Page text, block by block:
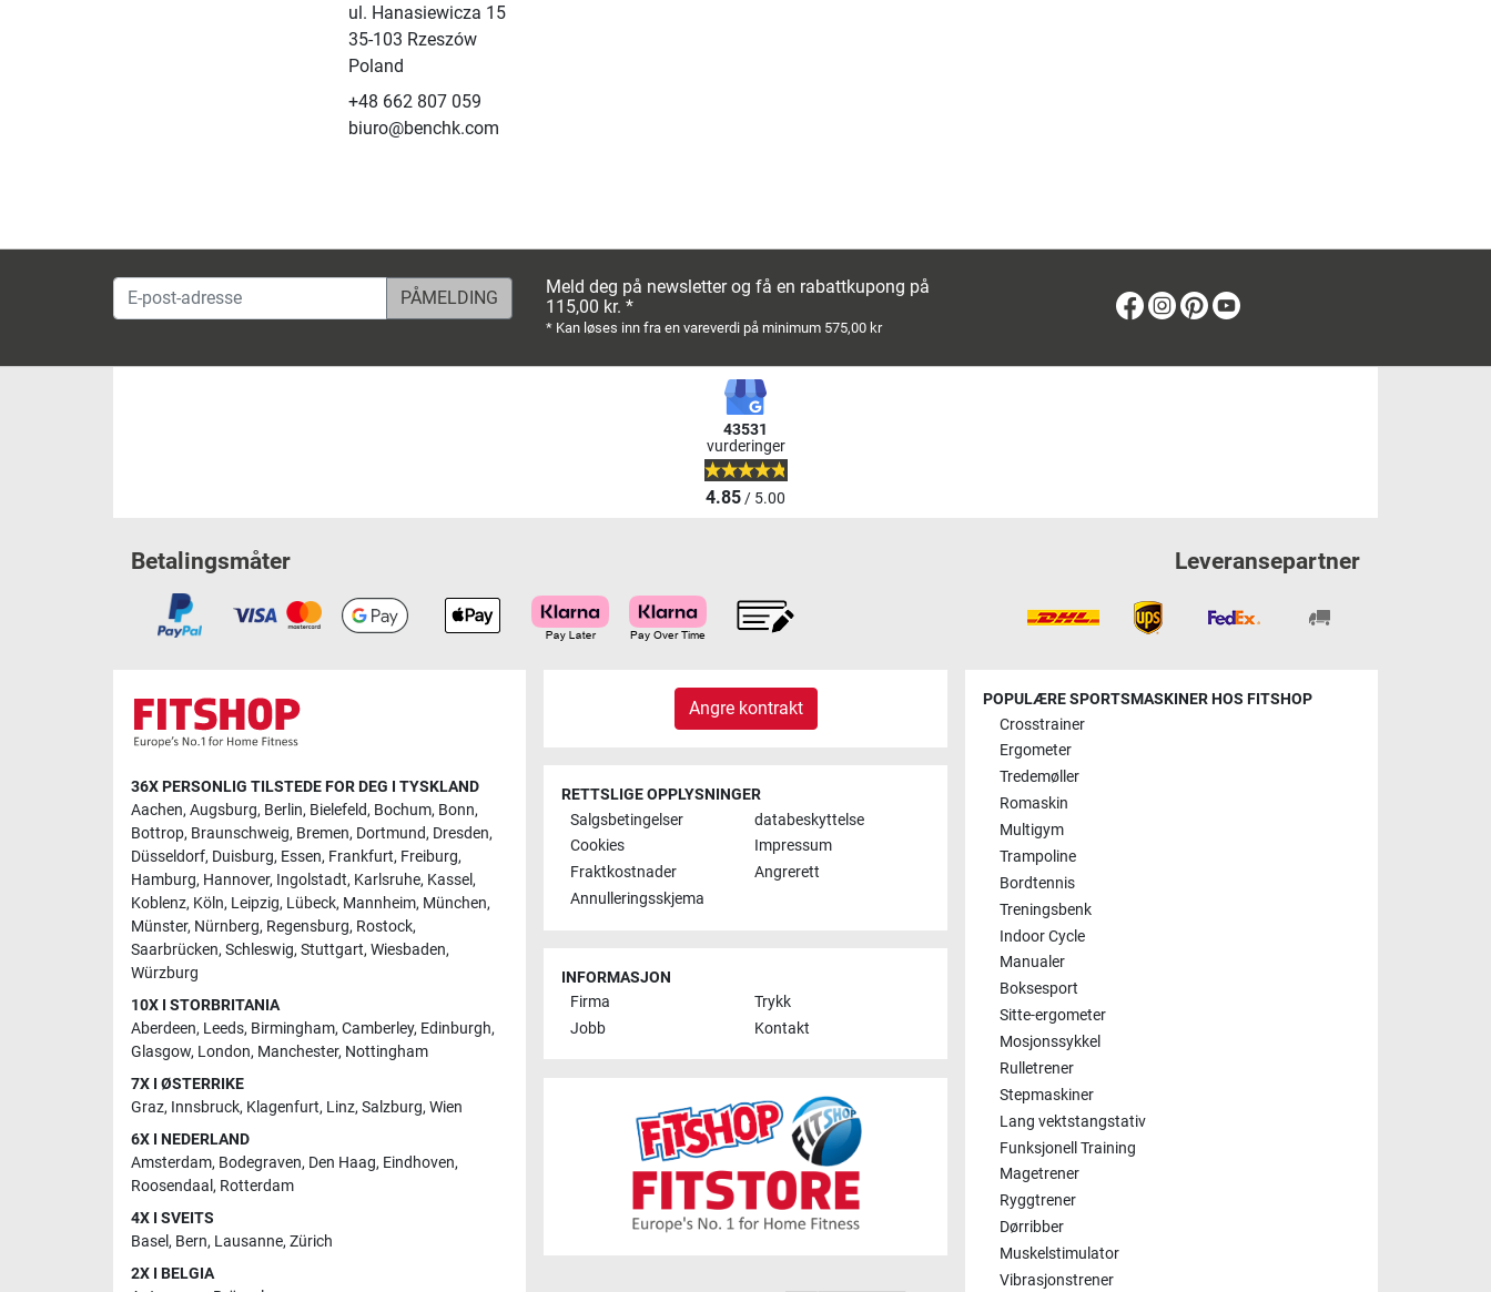
ul. Hanasiewicza 15
35-103 Rzeszów
Poland
+48 662 807 059
biuro@benchk.com
E-post-adresse
Meld deg på newsletter og få en rabattkupong på
115,00 kr. *
* Kan løses inn fra en vareverdi på minimum 575,00 kr
Facebook
Instagram
Pinterest
43531
vurderinger
4.85/ 5.00
Betalingsmåter Leveransepartner
36X PERSONLIG TILSTEDE FOR DEG I TYSKLAND
Aachen, Augsburg, Berlin, Bielefeld, Bochum, Bonn,
Bottrop, Braunschweig, Bremen, Dortmund, Dresden,
Düsseldorf, Duisburg, Essen, Frankfurt, Freiburg,
Hamburg, Hannover, Ingolstadt, Karlsruhe, Kassel,
Koblenz, Köln, Leipzig, Lübeck, Mannheim, München,
Münster, Nürnberg, Regensburg, Rostock,
Saarbrücken, Schleswig, Stuttgart, Wiesbaden,
Würzburg
10X I STORBRITANIA
Aberdeen, Leeds, Birmingham, Camberley, Edinburgh,
Glasgow, London, Manchester, Nottingham
7X I ØSTERRIKE
Graz, Innsbruck, Klagenfurt, Linz, Salzburg, Wien
6X I NEDERLAND
Amsterdam, Bodegraven, Den Haag, Eindhoven,
Roosendaal, Rotterdam
4X I SVEITS
Basel, Bern, Lausanne, Zürich
2X I BELGIA
Angre kontrakt
RETTSLIGE OPPLYSNINGER
Salgsbetingelser
databeskyttelse
Cookies
Impressum
Fraktkostnader
Angrerett
Annulleringsskjema
INFORMASJON
Firma
Trykk
Jobb
Kontakt
POPULÆRE SPORTSMASKINER HOS FITSHOP
Crosstrainer
Ergometer
Tredemøller
Romaskin
Multigym
Trampoline
Bordtennis
Treningsbenk
Indoor Cycle
Manualer
Boksesport
Sitte-ergometer
Mosjonssykkel
Rulletrener
Stepmaskiner
Lang vektstangstativ
Funksjonell Training
Magetrener
Ryggtrener
Dørribber
Muskelstimulator
Vibrasjonstrener